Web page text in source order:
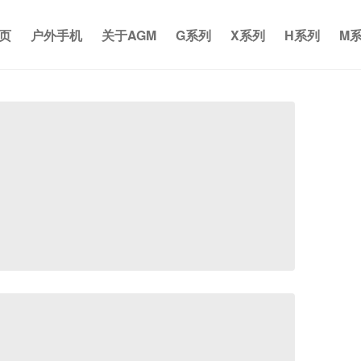
户外手机 关于AGM G系列 X系列 H系列 M